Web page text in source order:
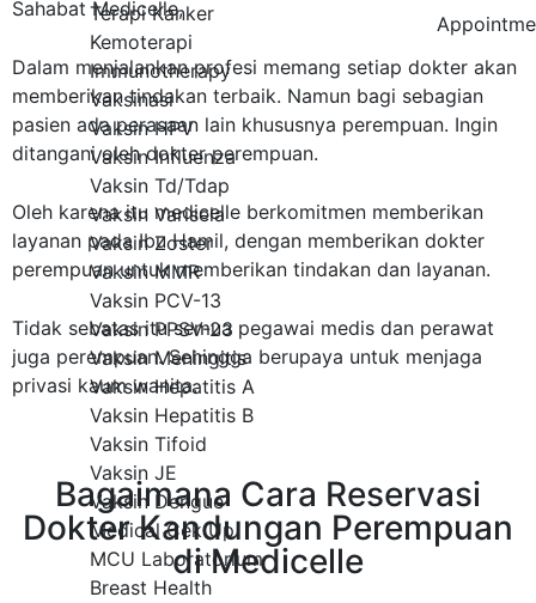
Terapi Kanker
Kemoterapi
Immunotherapy
Vaksinasi
Vaksin HPV
Vaksin Influenza
Vaksin Td/Tdap
Vaksin Varisela
Vaksin Zoster
Vaksin MMR
Vaksin PCV-13
Vaksin PPSV-23
Vaksin Meningitis
Vaksin Hepatitis A
Vaksin Hepatitis B
Vaksin Tifoid
Vaksin JE
Vaksin Dengue
Medical Cek Up
MCU Laboratorium
Breast Health
Sahabat Medicelle,
Dalam menjalankan profesi memang setiap dokter akan
memberikan tindakan terbaik. Namun bagi sebagian
pasien ada perasaan lain khususnya perempuan. Ingin
ditangani oleh dokter perempuan.
Oleh karena itu medicelle berkomitmen memberikan
layanan pada Ibu Hamil, dengan memberikan dokter
perempuan untuk memberikan tindakan dan layanan.
Tidak sebatas itu semua pegawai medis dan perawat
juga perempuan. Sehingga berupaya untuk menjaga
privasi kaum wanita.
Bagaimana Cara Reservasi
Dokter Kandungan Perempuan
di Medicelle